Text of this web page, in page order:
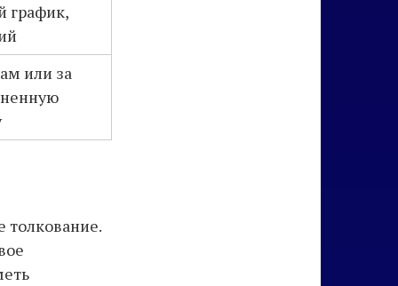
график,
или за
толкование.